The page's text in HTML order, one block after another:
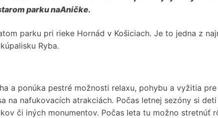
parku naAničke.
parku pri rieke Hornád v Košiciach. Je to jedna z
Ryba.
a ponúka pestré možnosti relaxu, pohybu a vyžitia
nafukovacích atrakciách. Počas letnej sezóny si
či iných monumentov. Počas leta tu možno